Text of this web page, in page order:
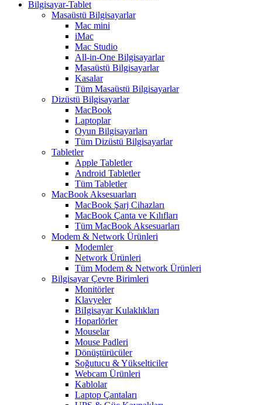
Bilgisayar-Tablet
Masaüstü Bilgisayarlar
Mac mini
iMac
Mac Studio
All-in-One Bilgisayarlar
Masaüstü Bilgisayarlar
Kasalar
Tüm Masaüstü Bilgisayarlar
Dizüstü Bilgisayarlar
MacBook
Laptoplar
Oyun Bilgisayarları
Tüm Dizüstü Bilgisayarlar
Tabletler
Apple Tabletler
Android Tabletler
Tüm Tabletler
MacBook Aksesuarları
MacBook Şarj Cihazları
MacBook Çanta ve Kılıfları
Tüm MacBook Aksesuarları
Modem & Network Ürünleri
Modemler
Network Ürünleri
Tüm Modem & Network Ürünleri
Bilgisayar Çevre Birimleri
Monitörler
Klavyeler
BiIgisayar Kulaklıkları
Hoparlörler
Mouselar
Mouse Padleri
Dönüştürücüler
Soğutucu & Yükselticiler
Webcam Ürünleri
Kablolar
Laptop Çantaları